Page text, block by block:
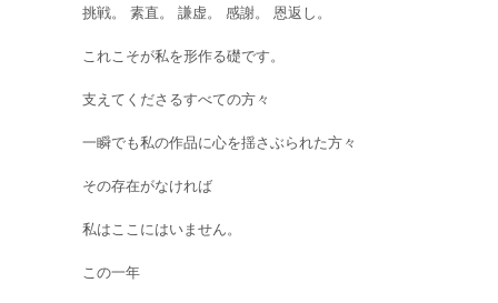
挑戦。 素直。 謙虚。 感謝。 恩返し。
これこそが私を形作る礎です。
支えてくださるすべての方々
一瞬でも私の作品に心を揺さぶられた方々
その存在がなければ
私はここにはいません。
この一年